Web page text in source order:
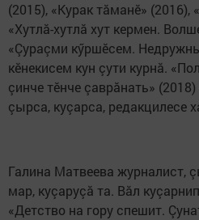
(2015), «Курак тăманӗ»
«Хутлă-хутлă хут кермен.
«Çураçми кӳршӗсем.
кӗнекисем кун çути курнă.
çинче тӗнче çаврăнать»
çырса, куçарса, редакцилесе
Галина Матвеева журналист,
мар, куçаруçă та. Вăл
«Детство на гору спешит.